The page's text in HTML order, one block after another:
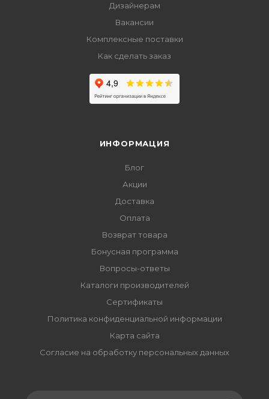
Дизайнерам
Вакансии
Комплексные поставки
Как сделать заказ
ИНФОРМАЦИЯ
Блог
Акции
Доставка
Оплата
Возврат товара
Бонусная программа
Вопросы-ответы
Каталоги производителей
Сертификаты
Политика конфиденциальной информации
Карта сайта
Согласие на обработку персональных данных